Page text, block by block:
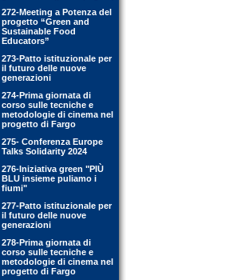
272-Meeting a Potenza del
progetto “Green and
Sustainable Food
Educators”
273-Patto istituzionale per
il futuro delle nuove
generazioni
274-Prima giornata di
corso sulle tecniche e
metodologie di cinema nel
progetto di Fargo
275- Conferenza Europe
Talks Solidarity 2024
276-Iniziativa green "PIÙ
BLU insieme puliamo i
fiumi"
277-Patto istituzionale per
il futuro delle nuove
generazioni
278-Prima giornata di
corso sulle tecniche e
metodologie di cinema nel
progetto di Fargo